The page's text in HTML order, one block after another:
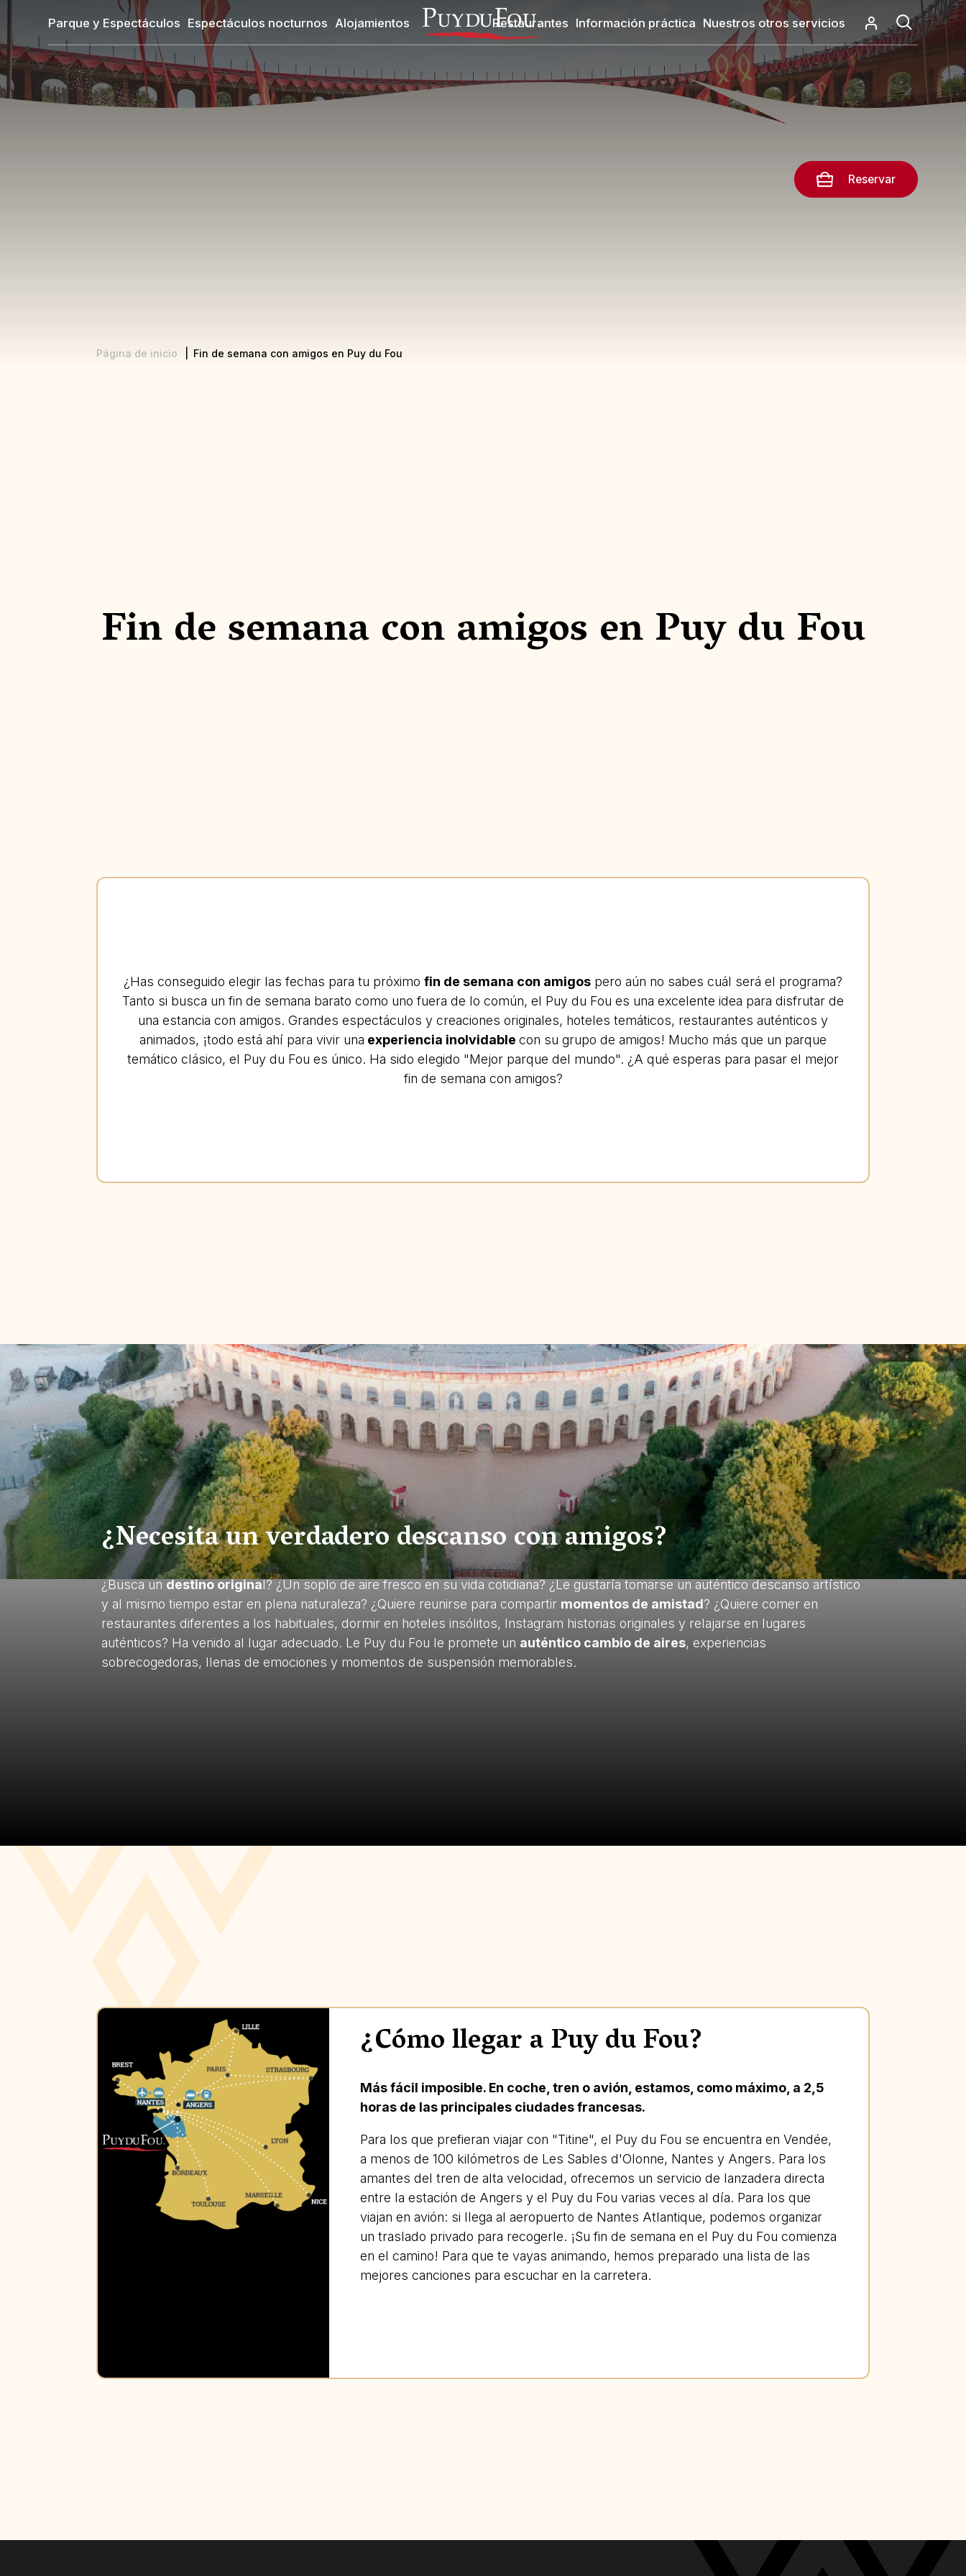
contenido
principal
Parque y Espectáculos Espectáculos nocturnos Alojamientos Restaurantes Información práctica Nuestros otros servicios
Reservar
Página de inicio Fin de semana con amigos en Puy du Fou
Fin de semana con amigos en Puy du Fou
¿Has conseguido elegir las fechas para tu próximo fin de semana con amigos pero aún no sabes cuál será el programa?
Tanto si busca un fin de semana barato como uno fuera de lo común, el Puy du Fou es una excelente idea para disfrutar de
una estancia con amigos. Grandes espectáculos y creaciones originales, hoteles temáticos, restaurantes auténticos y
animados, ¡todo está ahí para vivir una experiencia inolvidable con su grupo de amigos! Mucho más que un parque
temático clásico, el Puy du Fou es único. Ha sido elegido "Mejor parque del mundo". ¿A qué esperas para pasar el mejor
fin de semana con amigos?
¿Necesita un verdadero descanso con amigos?
¿Busca un destino original? ¿Un soplo de aire fresco en su vida cotidiana? ¿Le gustaría tomarse un auténtico descanso artístico
y al mismo tiempo estar en plena naturaleza? ¿Quiere reunirse para compartir momentos de amistad? ¿Quiere comer en
restaurantes diferentes a los habituales, dormir en hoteles insólitos, Instagram historias originales y relajarse en lugares
auténticos? Ha venido al lugar adecuado. Le Puy du Fou le promete un auténtico cambio de aires, experiencias
sobrecogedoras, llenas de emociones y momentos de suspensión memorables.
¿Cómo llegar a Puy du Fou?
Más fácil imposible. En coche, tren o avión, estamos, como máximo, a 2,5
horas de las principales ciudades francesas.
Para los que prefieran viajar con "Titine", el Puy du Fou se encuentra en Vendée,
a menos de 100 kilómetros de Les Sables d'Olonne, Nantes y Angers. Para los
amantes del tren de alta velocidad, ofrecemos un servicio de lanzadera directa
entre la estación de Angers y el Puy du Fou varias veces al día. Para los que
viajan en avión: si llega al aeropuerto de Nantes Atlantique, podemos organizar
un traslado privado para recogerle. ¡Su fin de semana en el Puy du Fou comienza
en el camino! Para que te vayas animando, hemos preparado una lista de las
mejores canciones para escuchar en la carretera.